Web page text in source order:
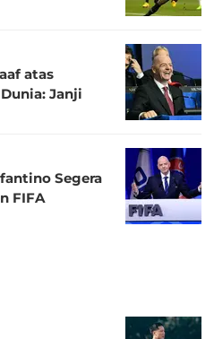
atas
Janji
Segera
FIFA